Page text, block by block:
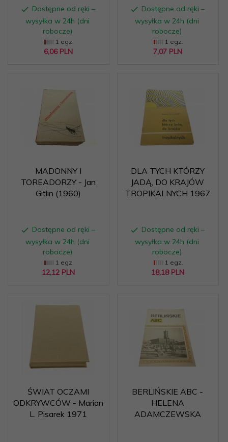
Dostępne od ręki –
wysyłka w 24h (dni
robocze)
1 egz.
6,06 PLN
Dostępne od ręki –
wysyłka w 24h (dni
robocze)
1 egz.
7,07 PLN
MADONNY I
TOREADORZY - Jan
Gitlin (1960)
Dostępne od ręki –
wysyłka w 24h (dni
robocze)
1 egz.
12,12 PLN
DLA TYCH KTÓRZY
JADĄ, DO KRAJÓW
TROPIKALNYCH 1967
Dostępne od ręki –
wysyłka w 24h (dni
robocze)
1 egz.
18,18 PLN
ŚWIAT OCZAMI
ODKRYWCÓW - Marian
L. Pisarek 1971
BERLIŃSKIE ABC -
HELENA
ADAMCZEWSKA